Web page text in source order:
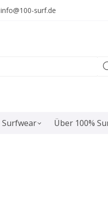
info@100-surf.de
Surfwear Über 100%